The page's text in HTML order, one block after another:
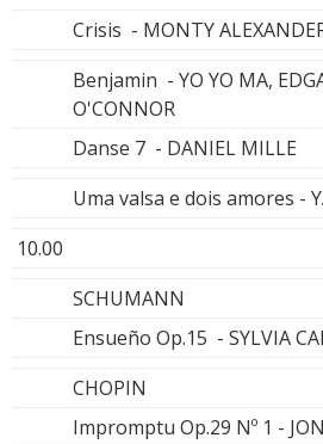
Crisis - MONTY
Benjamin - YO YO MA,
O'CONNOR
Danse 7 - DANIEL MILLE
Uma valsa e dois amores -
10.00
SCHUMANN
Ensueño Op.15 - SYLVIA
CHOPIN
Impromptu Op.29 Nº 1 -